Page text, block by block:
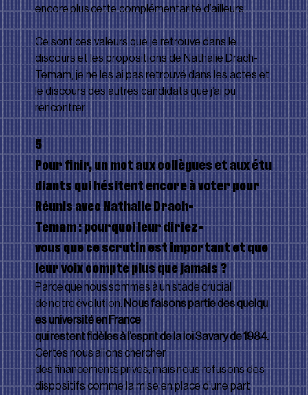
encore plus cette complémentarité d’ailleurs.
Ce sont ces valeurs que je retrouve dans le
discours et les propositions de Nathalie Drach-
Temam, je ne les ai pas retrouvé dans les actes et
le discours des autres candidats que j’ai pu
rencontrer.
5
Pour ﬁnir, un mot aux collègues et aux étu
diants qui hésitent encore à voter pour
Réunis avec Nathalie Drach-
Temam : pourquoi leur diriez-
vous que ce scrutin est important et que
leur voix compte plus que jamais ?
Parce que nous sommes à un stade crucial
de notre évolution. Nous faisons partie des quelqu
es université en France
qui restent ﬁdèles à l’esprit de la loi Savary de 1984.
Certes nous allons chercher
des ﬁnancements privés, mais nous refusons des
dispositifs comme la mise en place d’une part